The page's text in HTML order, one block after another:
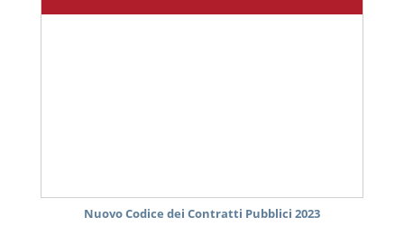
Nuovo Codice dei Contratti Pubblici 2023